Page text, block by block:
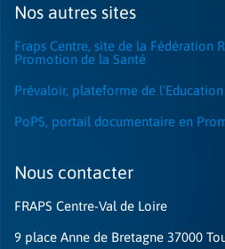
Nos autres sites
Fraps Centre, site de la Fédération
Promotion de la Santé
Prévaloir, plateforme de
PoPS, portail documentaire en
Nous contacter​
FRAPS Centre-Val de Loire
9 place Anne de Bretagne 37000